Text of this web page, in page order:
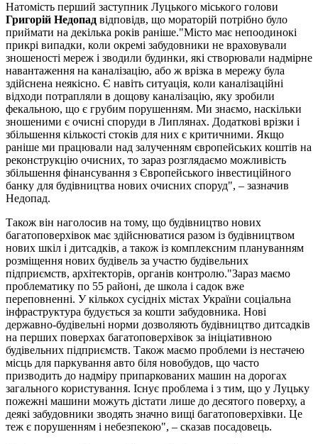
Натомість перший заступник Луцького міського голови
Григорій Недопад відповідв, що мораторій потрібно було
приймати на декілька років раніше."Місто має непоодинокі
прикрі випадки, коли окремі забудовники не враховували
зношеності мереж і зводили будинки, які створювали надмірне
навантаження на каналізацію, або ж врізка в мережу була
здійснена неякісно. Є навіть ситуація, коли каналізаційні
відходи потрапляли в дощову каналізацію, яку зробили
фекальною, що є грубим порушенням. Ми знаємо, наскільки
зношеними є очисні споруди в Липлянах. Додаткові врізки і
збільшення кількості стоків для них є критичними. Якщо
раніше ми працювали над залученням європейських коштів на
реконструкцію очисних, то зараз розглядаємо можливість
збільшення фінансування з Європейського інвестиційного
банку для будівництва нових очисних споруд", – зазначив
Недопад.
Також він наголосив на тому, що будівництво нових
багатоповерхівок має здійснюватися разом із будівництвом
нових шкіл і дитсадків, а також із комплексним плануванням
розміщення нових будівель за участю будівельних
підприємств, архітекторів, органів контролю."Зараз маємо
проблематику по 55 районі, де школа і садок вже
переповненні. У кількох сусідніх містах України соціальна
інфраструктура будується за кошти забудовника. Нові
державно-будівельні норми дозволяють будівництво дитсадків
на перших поверхах багатоповерхівок за ініціативною
будівельних підприємств. Також маємо проблеми із нестачею
місць для паркування авто біля новобудов, що часто
призводить до надміру припаркованих машин на дорогах
загального користування. Існує проблема і з тим, що у Луцьку
пожежні машини можуть дістати лише до десятого поверху, а
деякі забудовники зводять значно вищі багатоповерхівки. Це
теж є порушенням і небезпекою", – сказав посадовець.